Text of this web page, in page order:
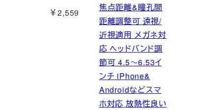
￥2,559
焦点距離&瞳孔間
距離調整可 遠視/
近視適用 メガネ対
応 ヘッドバンド調
節可 4.5～6.53イ
ンチ iPhone&
Androidなどスマ
ホ対応 放熱性良い